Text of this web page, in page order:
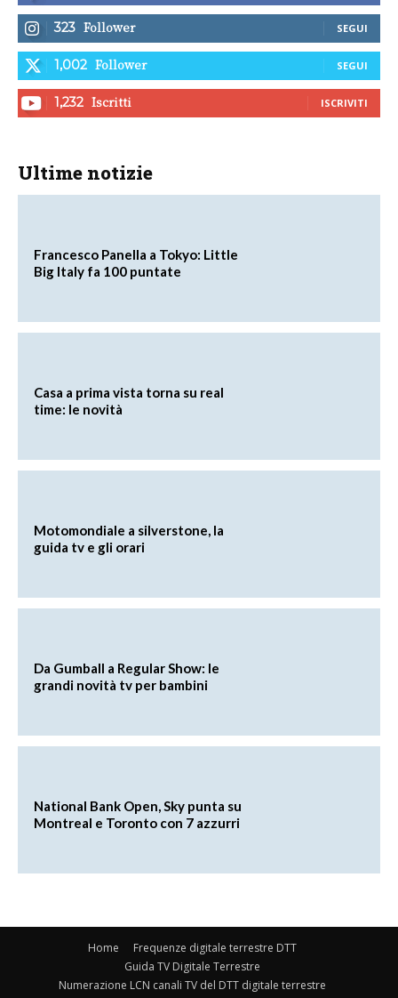
323 Follower SEGUI
1,002 Follower SEGUI
1,232 Iscritti ISCRIVITI
Ultime notizie
Francesco Panella a Tokyo: Little
Big Italy fa 100 puntate
Casa a prima vista torna su real
time: le novità
Motomondiale a silverstone, la
guida tv e gli orari
Da Gumball a Regular Show: le
grandi novità tv per bambini
National Bank Open, Sky punta su
Montreal e Toronto con 7 azzurri
Home
Frequenze digitale terrestre DTT
Guida TV Digitale Terrestre
Numerazione LCN canali TV del DTT digitale terrestre